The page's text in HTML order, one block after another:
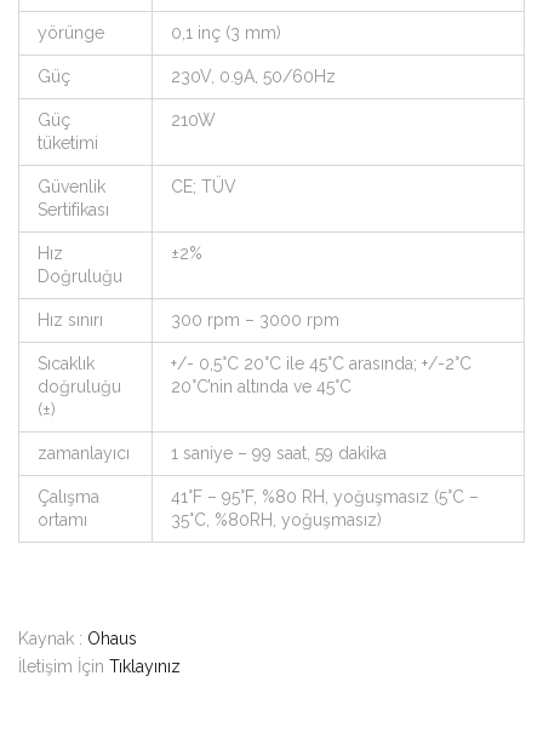
yörünge 0,1 inç (3 mm)
Güç 230V, 0.9A, 50/60Hz
Güç
tüketimi
210W
Güvenlik
Sertifikası
CE; TÜV
Hız
Doğruluğu
±2%
Hız sınırı 300 rpm – 3000 rpm
Sıcaklık
doğruluğu
(±)
+/- 0,5°C 20°C ile 45°C arasında; +/-2°C
20°C’nin altında ve 45°C
zamanlayıcı 1 saniye – 99 saat, 59 dakika
Çalışma
ortamı
41°F – 95°F, %80 RH, yoğuşmasız (5°C –
35°C, %80RH, yoğuşmasız)
Kaynak : Ohaus
İletişim İçin Tıklayınız